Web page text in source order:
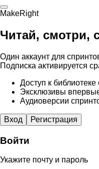
MakeRight
Читай, смотри,
Один аккаунт для
Подписка активируется
Доступ к библиотеке
Эксклюзивы
Аудиоверсии
Вход Регистрация
Войти
Укажите почту и пароль